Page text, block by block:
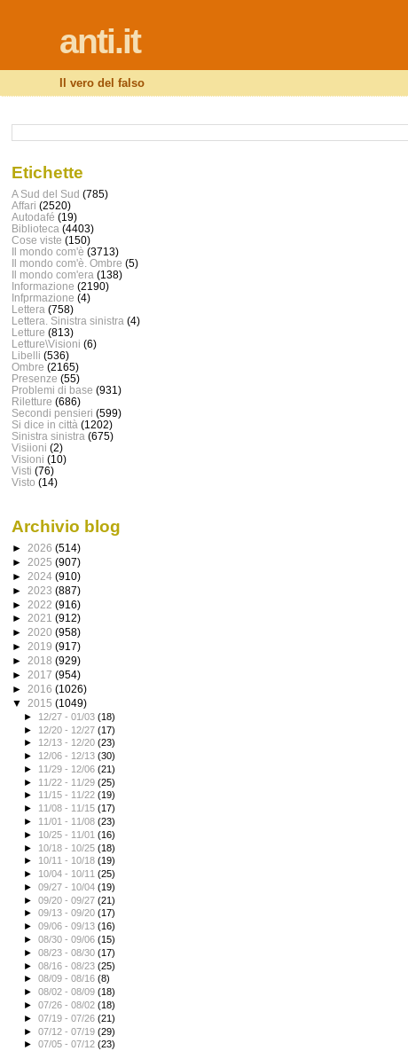
anti.it
Il vero del falso
Etichette
A Sud del Sud (785)
Affari (2520)
Autodafé (19)
Biblioteca (4403)
Cose viste (150)
Il mondo com'è (3713)
Il mondo com'è. Ombre (5)
Il mondo com'era (138)
Informazione (2190)
Infprmazione (4)
Lettera (758)
Lettera. Sinistra sinistra (4)
Letture (813)
Letture\Visioni (6)
Libelli (536)
Ombre (2165)
Presenze (55)
Problemi di base (931)
Riletture (686)
Secondi pensieri (599)
Si dice in città (1202)
Sinistra sinistra (675)
Visiioni (2)
Visioni (10)
Visti (76)
Visto (14)
Archivio blog
► 2026 (514)
► 2025 (907)
► 2024 (910)
► 2023 (887)
► 2022 (916)
► 2021 (912)
► 2020 (958)
► 2019 (917)
► 2018 (929)
► 2017 (954)
► 2016 (1026)
▼ 2015 (1049)
► 12/27 - 01/03(18)
► 12/20 - 12/27(17)
► 12/13 - 12/20(23)
► 12/06 - 12/13(30)
► 11/29 - 12/06(21)
► 11/22 - 11/29(25)
► 11/15 - 11/22(19)
► 11/08 - 11/15(17)
► 11/01 - 11/08(23)
► 10/25 - 11/01(16)
► 10/18 - 10/25(18)
► 10/11 - 10/18(19)
► 10/04 - 10/11(25)
►09/27 - 10/04(19)
►09/20 - 09/27(21)
►09/13 - 09/20(17)
►09/06 - 09/13(16)
►08/30 - 09/06(15)
►08/23 - 08/30(17)
►08/16 - 08/23(25)
►08/09 - 08/16(8)
►08/02 - 08/09(18)
►07/26 - 08/02(18)
►07/19 - 07/26(21)
►07/12 - 07/19(29)
►07/05 - 07/12(23)